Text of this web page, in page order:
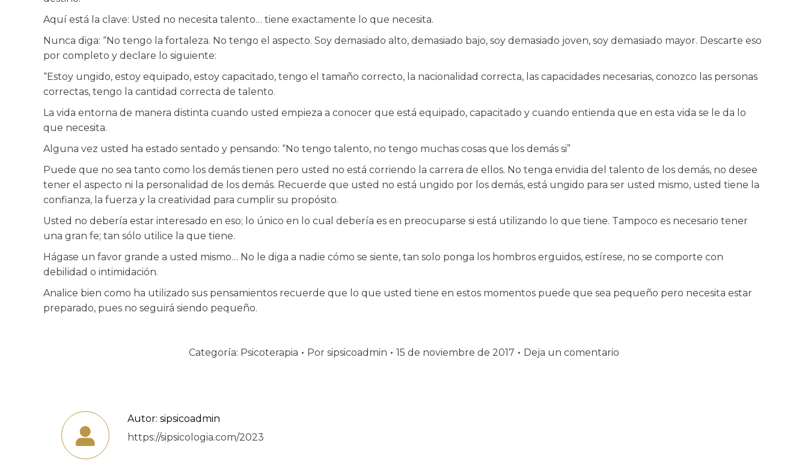
Aquí está la clave: Usted no necesita talento… tiene exactamente lo que necesita.
Nunca diga: “No tengo la fortaleza. No tengo el aspecto. Soy demasiado alto, demasiado bajo, soy demasiado joven, soy demasiado mayor. Descarte eso
por completo y declare lo siguiente:
“Estoy ungido, estoy equipado, estoy capacitado, tengo el tamaño correcto, la nacionalidad correcta, las capacidades necesarias, conozco las personas
correctas, tengo la cantidad correcta de talento.
La vida entorna de manera distinta cuando usted empieza a conocer que está equipado, capacitado y cuando entienda que en esta vida se le da lo
que necesita.
Alguna vez usted ha estado sentado y pensando: “No tengo talento, no tengo muchas cosas que los demás si”
Puede que no sea tanto como los demás tienen pero usted no está corriendo la carrera de ellos. No tenga envidia del talento de los demás, no desee
tener el aspecto ni la personalidad de los demás. Recuerde que usted no está ungido por los demás, está ungido para ser usted mismo, usted tiene la
confianza, la fuerza y la creatividad para cumplir su propósito.
Usted no debería estar interesado en eso; lo único en lo cual debería es en preocuparse si está utilizando lo que tiene. Tampoco es necesario tener
una gran fe; tan sólo utilice la que tiene.
Hágase un favor grande a usted mismo… No le diga a nadie cómo se siente, tan solo ponga los hombros erguidos, estírese, no se comporte con
debilidad o intimidación.
Analice bien como ha utilizado sus pensamientos recuerde que lo que usted tiene en estos momentos puede que sea pequeño pero necesita estar
preparado, pues no seguirá siendo pequeño.
Categoría: Psicoterapia Por sipsicoadmin 15 de noviembre de 2017 Deja un comentario
Autor: sipsicoadmin
https://sipsicologia.com/2023